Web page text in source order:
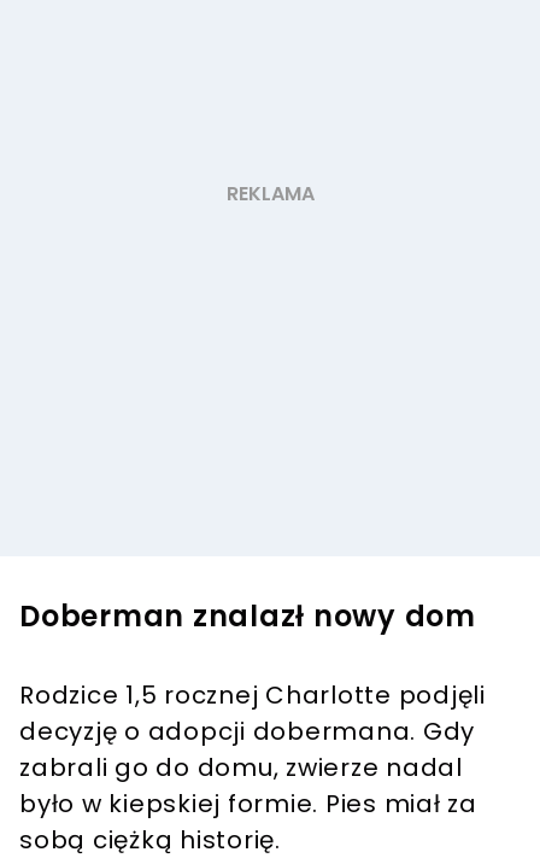
Doberman znalazł nowy dom
Rodzice 1,5 rocznej Charlotte podjęli
decyzję o adopcji dobermana. Gdy
zabrali go do domu, zwierze nadal
było w kiepskiej formie. Pies miał za
sobą ciężką historię.